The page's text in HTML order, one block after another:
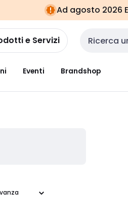
Ad agosto 2026
e Servizi Cerca input
Eventi Brandshop